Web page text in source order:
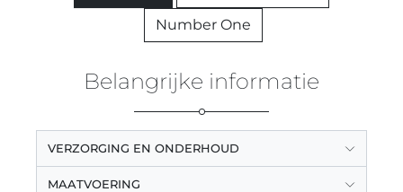
Number One
Belangrijke informatie
VERZORGING EN ONDERHOUD
MAATVOERING